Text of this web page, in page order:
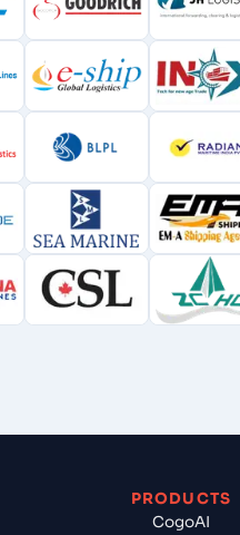
PRODUCTS
CogoAI